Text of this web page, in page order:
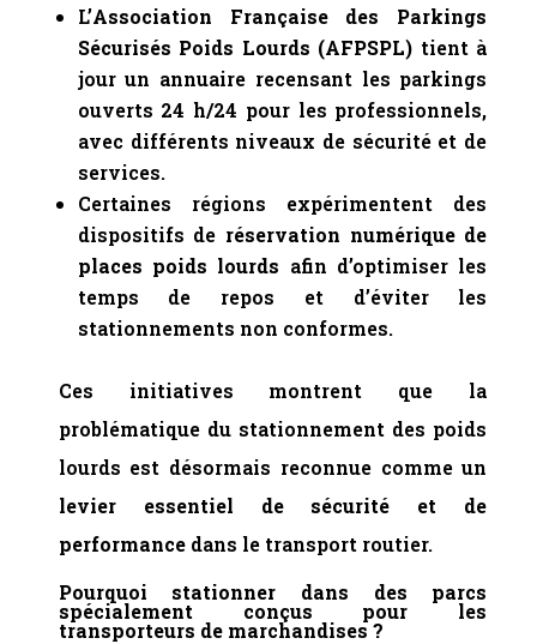
L’Association Française des Parkings
Sécurisés Poids Lourds (AFPSPL) tient à
jour un annuaire recensant les parkings
ouverts 24 h/24 pour les professionnels,
avec différents niveaux de sécurité et de
services.
Certaines régions expérimentent des
dispositifs de réservation numérique de
places poids lourds afin d’optimiser les
temps de repos et d’éviter les
stationnements non conformes.
Ces initiatives montrent que la
problématique du stationnement des poids
lourds est désormais reconnue comme un
levier essentiel de sécurité et de
performancedans le transport routier.
Pourquoi stationner dans des parcs
spécialement conçus pour les
transporteurs de marchandises ?